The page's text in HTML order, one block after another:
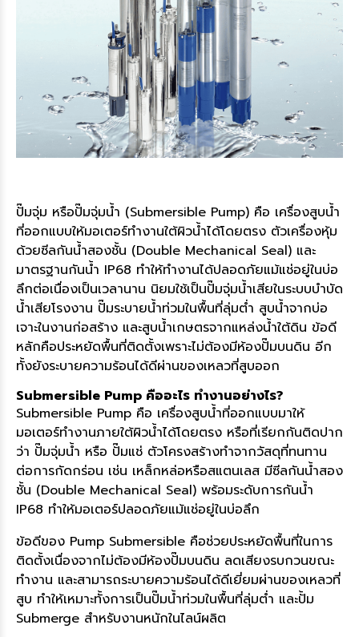
ปั๊มจุ่ม หรือปั๊มจุ่มน้ำ (Submersible Pump) คือ เครื่องสูบน้ำ
ที่ออกแบบให้มอเตอร์ทำงานใต้ผิวน้ำได้โดยตรง ตัวเครื่องหุ้ม
ด้วยซีลกันน้ำสองชั้น (Double Mechanical Seal) และ
มาตรฐานกันน้ำ IP68 ทำให้ทำงานได้ปลอดภัยแม้แช่อยู่ในบ่อ
ลึกต่อเนื่องเป็นเวลานาน นิยมใช้เป็นปั๊มจุ่มน้ำเสียในระบบบำบัด
น้ำเสียโรงงาน ปั๊มระบายน้ำท่วมในพื้นที่ลุ่มต่ำ สูบน้ำจากบ่อ
เจาะในงานก่อสร้าง และสูบน้ำเกษตรจากแหล่งน้ำใต้ดิน ข้อดี
หลักคือประหยัดพื้นที่ติดตั้งเพราะไม่ต้องมีห้องปั๊มบนดิน อีก
ทั้งยังระบายความร้อนได้ดีผ่านของเหลวที่สูบออก
Submersible Pump คืออะไร ทำงานอย่างไร?
Submersible Pump คือ เครื่องสูบน้ำที่ออกแบบมาให้
มอเตอร์ทำงานภายใต้ผิวน้ำได้โดยตรง หรือที่เรียกกันติดปาก
ว่า ปั๊มจุ่มน้ำ หรือ ปั๊มแช่ ตัวโครงสร้างทำจากวัสดุที่ทนทาน
ต่อการกัดกร่อน เช่น เหล็กหล่อหรือสแตนเลส มีซีลกันน้ำสอง
ชั้น (Double Mechanical Seal) พร้อมระดับการกันน้ำ
IP68 ทำให้มอเตอร์ปลอดภัยแม้แช่อยู่ในบ่อลึก
ข้อดีของ Pump Submersible คือช่วยประหยัดพื้นที่ในการ
ติดตั้งเนื่องจากไม่ต้องมีห้องปั๊มบนดิน ลดเสียงรบกวนขณะ
ทำงาน และสามารถระบายความร้อนได้ดีเยี่ยมผ่านของเหลวที่
สูบ ทำให้เหมาะทั้งการเป็นปั๊มน้ำท่วมในพื้นที่ลุ่มต่ำ และปั้ม
Submerge สำหรับงานหนักในไลน์ผลิต